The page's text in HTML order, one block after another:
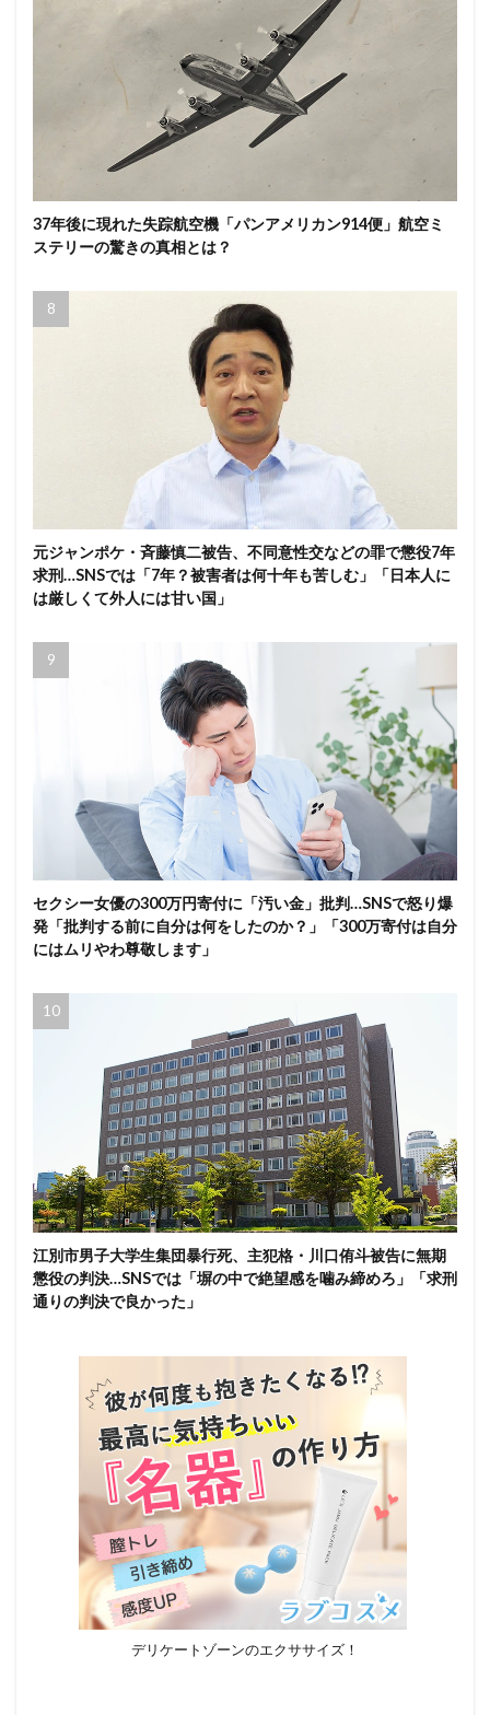
37年後に現れた失踪航空機「パンアメリカン914便」航空ミ
ステリーの驚きの真相とは？
元ジャンポケ・斉藤慎二被告、不同意性交などの罪で懲役7年
求刑…SNSでは「7年？被害者は何十年も苦しむ」「日本人に
は厳しくて外人には甘い国」
セクシー女優の300万円寄付に「汚い金」批判…SNSで怒り爆
発「批判する前に自分は何をしたのか？」「300万寄付は自分
にはムリやわ尊敬します」
江別市男子大学生集団暴行死、主犯格・川口侑斗被告に無期
懲役の判決…SNSでは「塀の中で絶望感を噛み締めろ」「求刑
通りの判決で良かった」
デリケートゾーンのエクササイズ！